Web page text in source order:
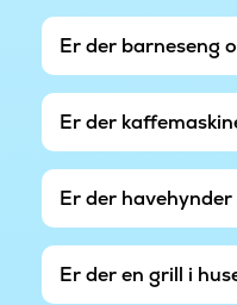
Er der barneseng
Er der
Er der
Er der en grill i